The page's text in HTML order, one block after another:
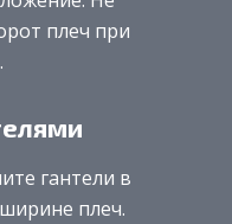
плеч при
гантели в
плеч.